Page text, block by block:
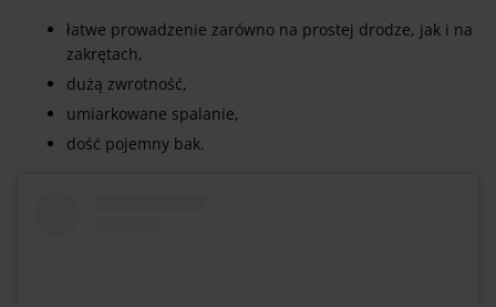
łatwe prowadzenie zarówno na prostej drodze, jak i na
zakrętach,
dużą zwrotność,
umiarkowane spalanie,
dość pojemny bak.